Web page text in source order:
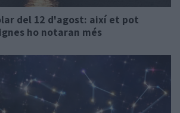
del 12 d'agost: així et pot
ho notaran més